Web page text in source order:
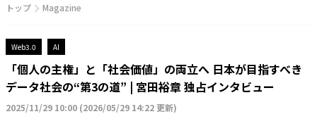
トップ Magazine
Web3.0 AI
「個人の主権」と「社会価値」の両立へ 日本が目指すべき
データ社会の“第3の道” | 宮田裕章 独占インタビュー
2025/11/29 10:00 (2026/05/29 14:22 更新)